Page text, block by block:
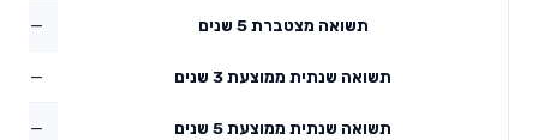
תשואה מצטברת 5 שנים —
תשואה שנתית ממוצעת 3 שנים —
תשואה שנתית ממוצעת 5 שנים —